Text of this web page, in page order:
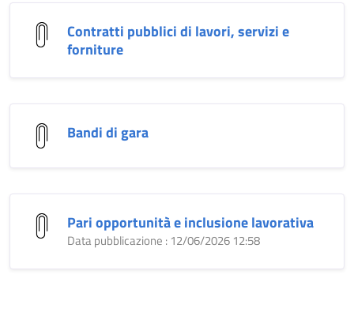
Contratti pubblici di lavori, servizi e
forniture
Bandi di gara
Pari opportunità e inclusione lavorativa
Data pubblicazione : 12/06/2026 12:58